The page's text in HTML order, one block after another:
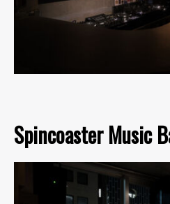
Spincoaster Music